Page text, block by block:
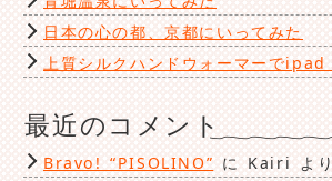
日本の心の都、京都にいってみた
上質シルクハンドウォーマーで
最近のコメント
Bravo! “PISOLINO” に Kairi
より